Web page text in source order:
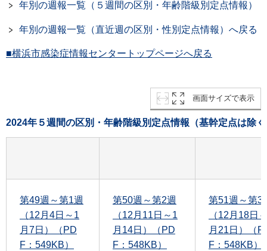
年別の週報一覧（５週間の区別・年齢階級別定点情報）
年別の週報一覧（直近週の区別・性別定点情報）へ戻る
■横浜市感染症情報センタートップページへ戻る
画面サイズで表示
2024年５週間の区別・年齢階級別定点情報（基幹定点は除
第49週～第1週
（12月4日～1
月7日）（PD
F：549KB）
第50週～第2週
（12月11日～1
月14日）（PD
F：548KB）
第51週～第3
（12月18日
月21日）（
F：548KB）